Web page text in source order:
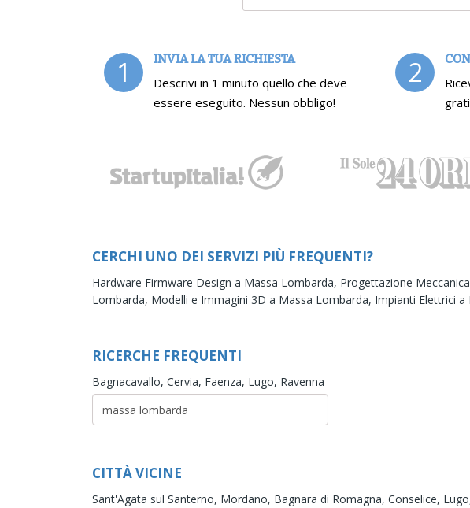
1 INVIA LA TUA RICHIESTA
Descrivi in 1 minuto quello che deve
essere eseguito. Nessun obbligo!
2
CERCHI UNO DEI SERVIZI PIÙ FREQUENTI?
Hardware Firmware Design a Massa Lombarda, Progettazione
Lombarda, Modelli e Immagini 3D a Massa Lombarda, Impianti Elettrici
RICERCHE FREQUENTI
Bagnacavallo, Cervia, Faenza, Lugo, Ravenna
CITTÀ VICINE
Sant'Agata sul Santerno, Mordano, Bagnara di Romagna, Conselice,